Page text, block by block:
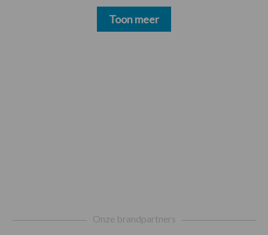
Toon meer
Onze brandpartners